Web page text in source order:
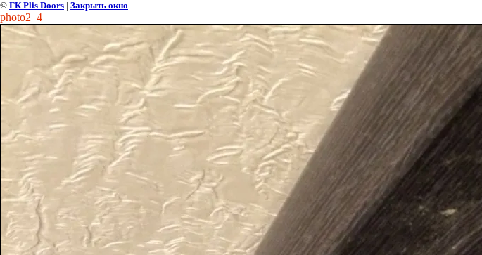
© ГК Plis Doors | Закрыть окно
photo2_4